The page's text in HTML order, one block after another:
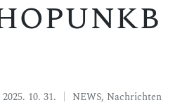
2025. 10. 31. NEWS, Nachrichten